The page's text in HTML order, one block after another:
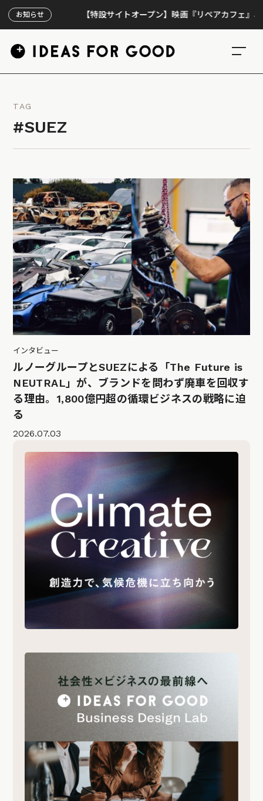
お知らせ 【特設サイトオープン】映画『リペアカフェ』、上映
TAG
#SUEZ
インタビュー
ルノーグループとSUEZによる「The Future is
NEUTRAL」が、ブランドを問わず廃車を回収す
る理由。1,800億円超の循環ビジネスの戦略に迫
る
2026.07.03